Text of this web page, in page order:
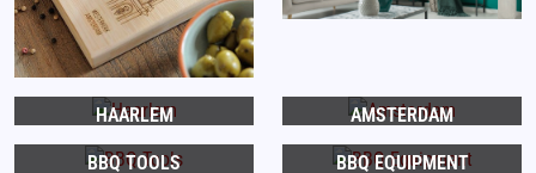
HAARLEM AMSTERDAM
BBQ TOOLS BBQ EQUIPMENT